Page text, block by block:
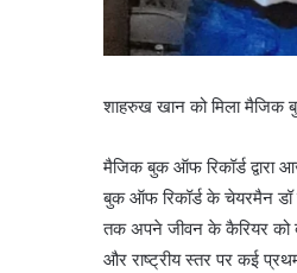
शाहरुख खान को मिला मैजिक
मैजिक बुक ऑफ रिकॉर्ड द्वारा
बुक ऑफ रिकॉर्ड के चेयरमैन डॉ
तक अपने जीवन के कैरियर को
और राष्ट्रीय स्तर पर कई